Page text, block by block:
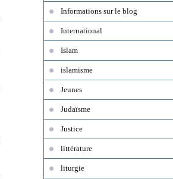
Informations sur le blog
International
Islam
islamisme
Jeunes
Judaïsme
Justice
littérature
liturgie